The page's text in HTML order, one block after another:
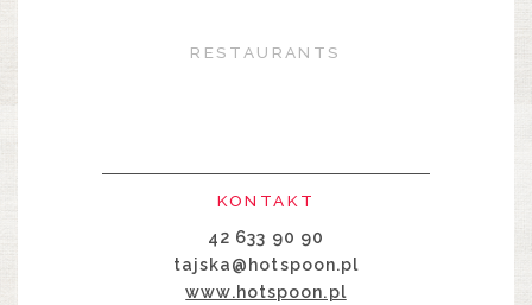
RESTAURANTS
KONTAKT
42 633 90 90
tajska@hotspoon.pl
www.hotspoon.pl